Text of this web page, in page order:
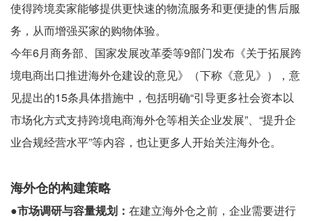
使得跨境卖家能够提供更快速的物流服务和更便捷的售后服
务，从而增强买家的购物体验。
今年6月商务部、国家发展改革委等9部门发布《关于拓展跨
境电商出口推进海外仓建设的意见》（下称《意见》），意
见提出的15条具体措施中，包括明确“引导更多社会资本以
市场化方式支持跨境电商海外仓等相关企业发展”、“提升企
业合规经营水平”等内容，也让更多人开始关注海外仓。
海外仓的构建策略
●市场调研与容量规划： 在建立海外仓之前，企业需要进行